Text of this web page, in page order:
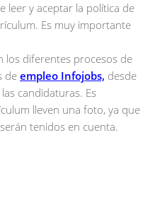
leer y aceptar la política de
Es muy importante
los diferentes procesos de
de empleo Infojobs, desde
candidaturas. Es
lleven una foto, ya que
tenidos en cuenta.